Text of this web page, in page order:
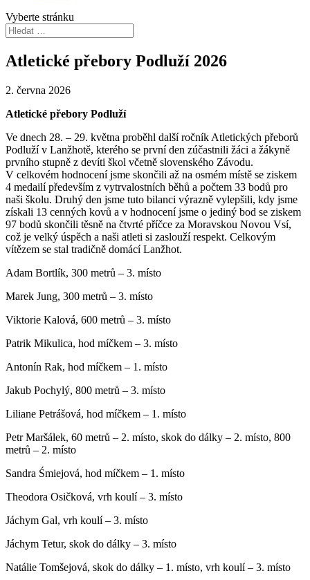
Vyberte stránku
Atletické přebory Podluží 2026
2. června 2026
Atletické přebory Podluží
Ve dnech 28. – 29. května proběhl další ročník Atletických přeborů
Podluží v Lanžhotě, kterého se první den zúčastnili žáci a žákyně
prvního stupně z devíti škol včetně slovenského Závodu.
V celkovém hodnocení jsme skončili až na osmém místě se ziskem
4 medailí především z vytrvalostních běhů a počtem 33 bodů pro
naši školu. Druhý den jsme tuto bilanci výrazně vylepšili, kdy jsme
získali 13 cenných kovů a v hodnocení jsme o jediný bod se ziskem
97 bodů skončili těsně na čtvrté příčce za Moravskou Novou Vsí,
což je velký úspěch a naši atleti si zaslouží respekt. Celkovým
vítězem se stal tradičně domácí Lanžhot.
Adam Bortlík, 300 metrů – 3. místo
Marek Jung, 300 metrů – 3. místo
Viktorie Kalová, 600 metrů – 3. místo
Patrik Mikulica, hod míčkem – 3. místo
Antonín Rak, hod míčkem – 1. místo
Jakub Pochylý, 800 metrů – 3. místo
Liliane Petrášová, hod míčkem – 1. místo
Petr Maršálek, 60 metrů – 2. místo, skok do dálky – 2. místo, 800
metrů – 2. místo
Sandra Śmiejová, hod míčkem – 1. místo
Theodora Osičková, vrh koulí – 3. místo
Jáchym Gal, vrh koulí – 3. místo
Jáchym Tetur, skok do dálky – 3. místo
Natálie Tomšejová, skok do dálky – 1. místo, vrh koulí – 3. místo